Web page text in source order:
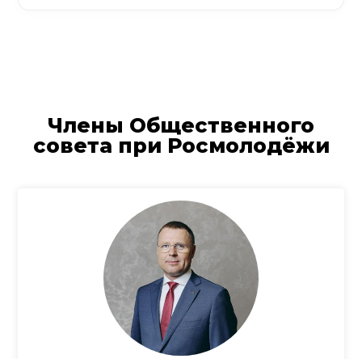
Члены Общественного
совета при Росмолодёжи